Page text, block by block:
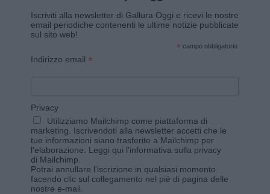
Iscriviti alla newsletter di Gallura Oggi e ricevi le nostre
email periodiche contenenti le ultime notizie pubblicate
sul sito web!
* campo obbligatorio
Indirizzo email *
Privacy
Utilizziamo Mailchimp come piattaforma di
marketing. Iscrivendoti alla newsletter accetti che le
tue informazioni siano trasferite a Mailchimp per
l'elaborazione. Leggi qui l'informativa sulla privacy
di Mailchimp
Potrai annullare l'iscrizione in qualsiasi momento
facendo clic sul collegamento nel piè di pagina delle
nostre e-mail.